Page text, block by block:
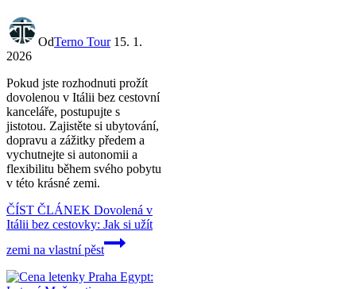
OdTerno Tour 15. 1.
2026
Pokud jste rozhodnuti prožít
dovolenou v Itálii bez cestovní
kanceláře, postupujte s
jistotou. Zajistěte si ubytování,
dopravu a zážitky předem a
vychutnejte si autonomii a
flexibilitu během svého pobytu
v této krásné zemi.
ČÍST ČLÁNEK Dovolená v
Itálii bez cestovky: Jak si užít
zemi na vlastní pěst